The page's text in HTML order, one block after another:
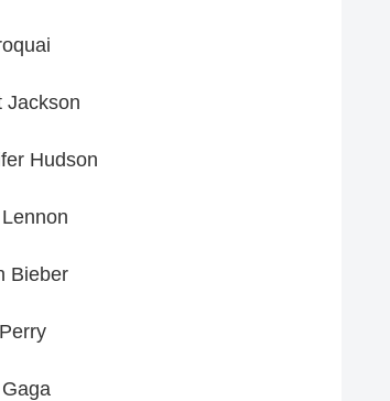
Jackson
Hudson
Bieber